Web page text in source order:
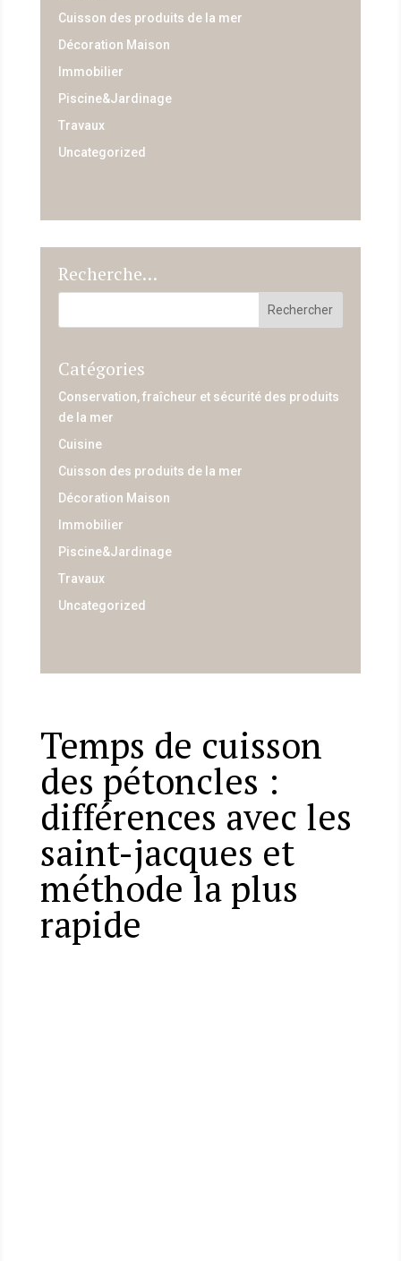
Cuisson des produits de la mer
Décoration Maison
Immobilier
Piscine&Jardinage
Travaux
Uncategorized
Recherche…
Catégories
Conservation, fraîcheur et sécurité des produits
de la mer
Cuisine
Cuisson des produits de la mer
Décoration Maison
Immobilier
Piscine&Jardinage
Travaux
Uncategorized
Temps de cuisson
des pétoncles :
différences avec les
saint-jacques et
méthode la plus
rapide